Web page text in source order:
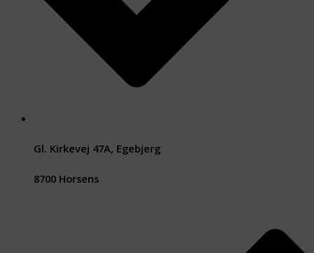
Gl. Kirkevej 47A, Egebjerg
8700 Horsens